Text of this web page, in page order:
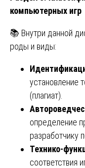
компьютерных игр
📚 Внутри данной
роды и виды:
установление
(плагиат).
определение
разработчику
Технико-
соответствия